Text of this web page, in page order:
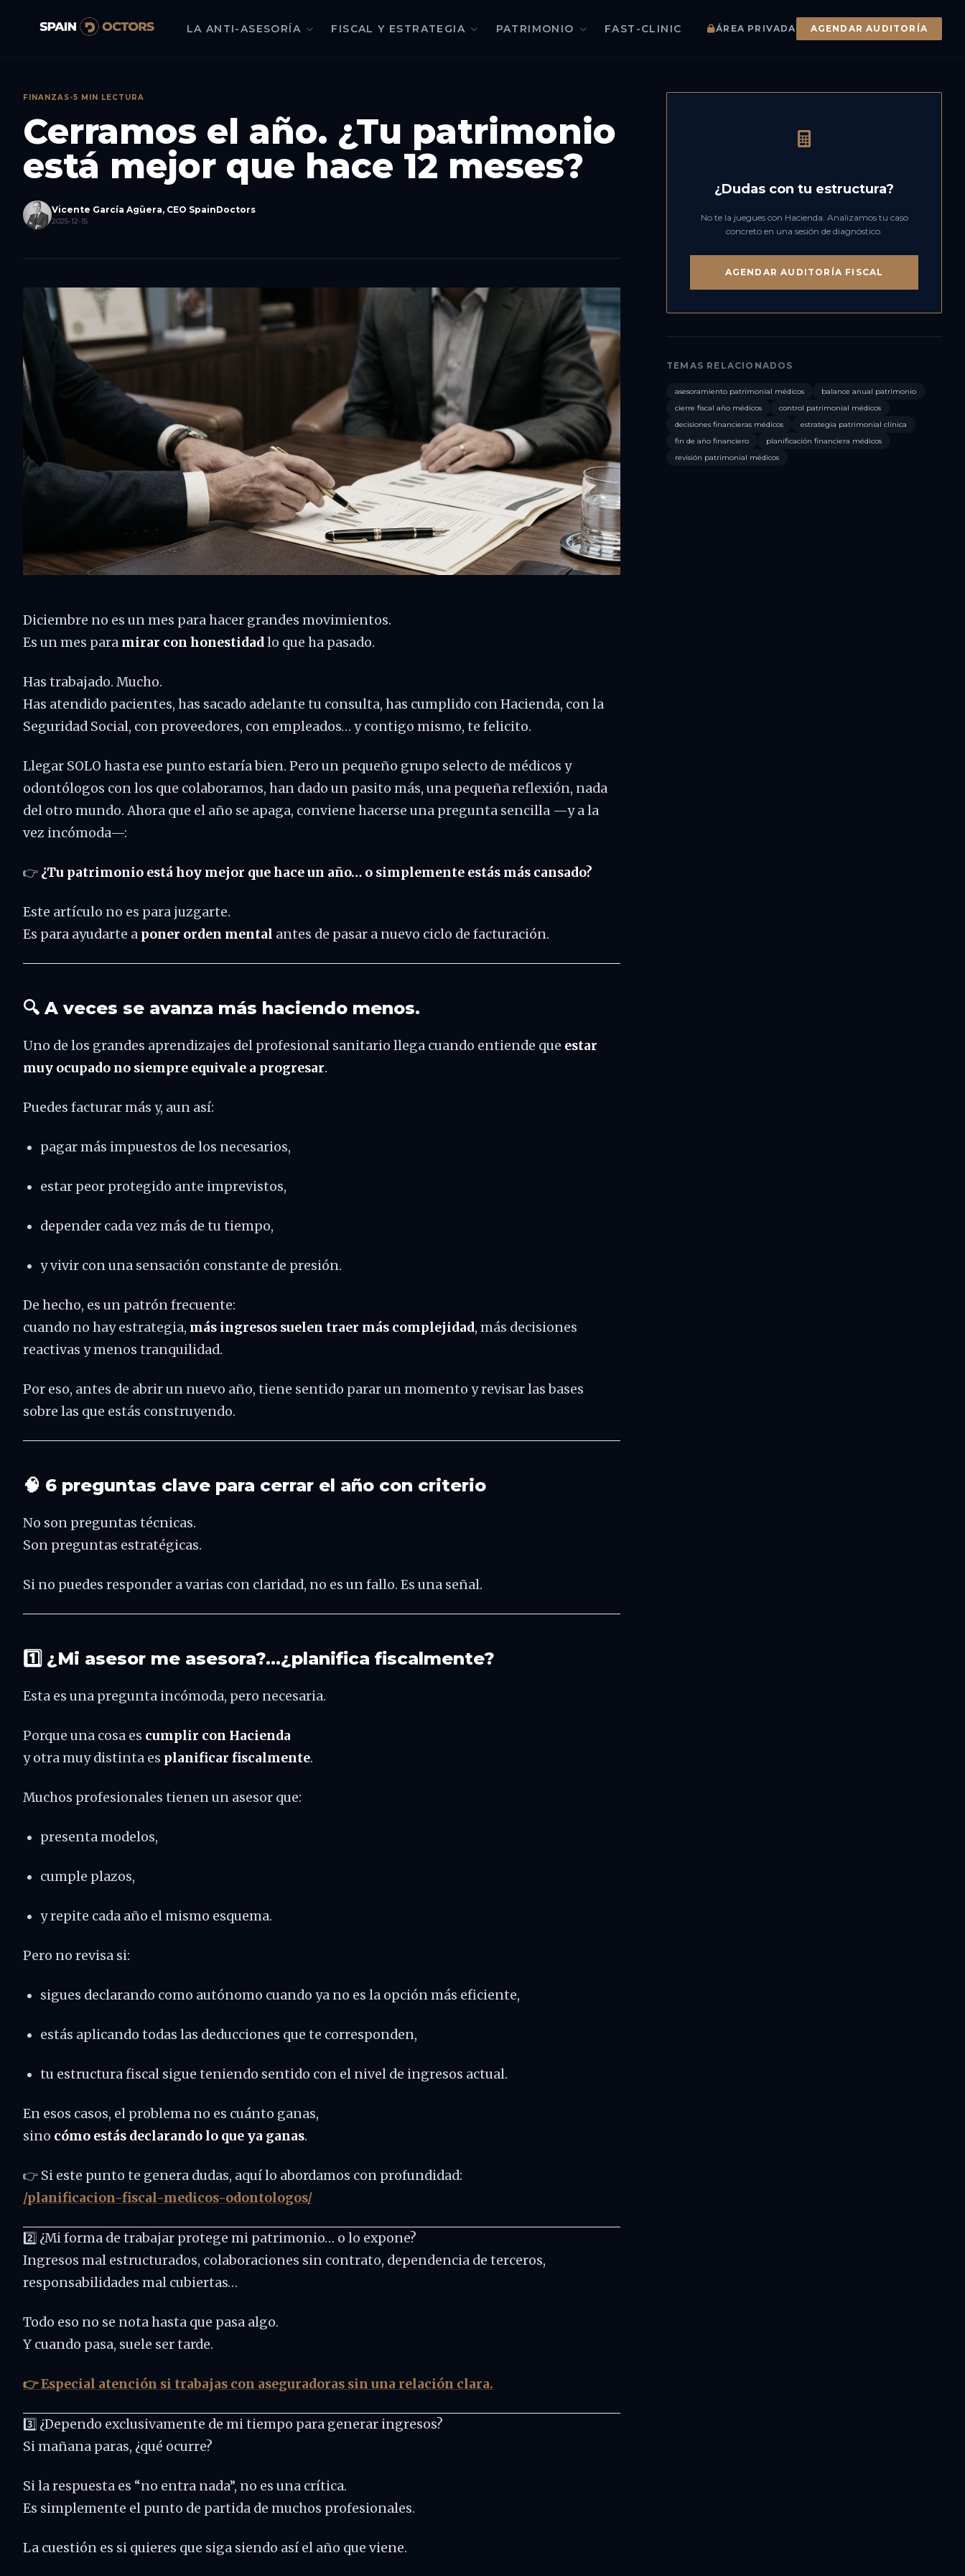
LA ANTI-ASESORÍA FISCAL Y ESTRATEGIA PATRIMONIO FAST-CLINIC ÁREA PRIVADA AGENDAR AUDITORÍA
FINANZAS•5 MIN LECTURA
Cerramos el año. ¿Tu patrimonio
está mejor que hace 12 meses?
Vicente García Agüera, CEO SpainDoctors
2025-12-15
Diciembre no es un mes para hacer grandes movimientos.
Es un mes para mirar con honestidadlo que ha pasado.
Has trabajado. Mucho.
Has atendido pacientes, has sacado adelante tu consulta, has cumplido con Hacienda, con la
Seguridad Social, con proveedores, con empleados… y contigo mismo, te felicito.
Llegar SOLO hasta ese punto estaría bien. Pero un pequeño grupo selecto de médicos y
odontólogos con los que colaboramos, han dado un pasito más, una pequeña reflexión, nada
del otro mundo. Ahora que el año se apaga, conviene hacerse una pregunta sencilla —y a la
vez incómoda—:
👉 ¿Tu patrimonio está hoy mejor que hace un año… o simplemente estás más cansado?
Este artículo no es para juzgarte.
Es para ayudarte a poner orden mental antes de pasar a nuevo ciclo de facturación.
🔍 A veces se avanza más haciendo menos.
Uno de los grandes aprendizajes del profesional sanitario llega cuando entiende que estar
muy ocupado no siempre equivale a progresar.
Puedes facturar más y, aun así:
pagar más impuestos de los necesarios,
estar peor protegido ante imprevistos,
depender cada vez más de tu tiempo,
y vivir con una sensación constante de presión.
De hecho, es un patrón frecuente:
cuando no hay estrategia, más ingresos suelen traer más complejidad, más decisiones
reactivas y menos tranquilidad.
Por eso, antes de abrir un nuevo año, tiene sentido parar un momento y revisar las bases
sobre las que estás construyendo.
🧠 6 preguntas clave para cerrar el año con criterio
No son preguntas técnicas.
Son preguntas estratégicas.
Si no puedes responder a varias con claridad, no es un fallo. Es una señal.
1️⃣ ¿Mi asesor me asesora?…¿planifica fiscalmente?
Esta es una pregunta incómoda, pero necesaria.
Porque una cosa es cumplir con Hacienda
y otra muy distinta es planificar fiscalmente.
Muchos profesionales tienen un asesor que:
presenta modelos,
cumple plazos,
y repite cada año el mismo esquema.
Pero no revisa si:
sigues declarando como autónomo cuando ya no es la opción más eficiente,
estás aplicando todas las deducciones que te corresponden,
tu estructura fiscal sigue teniendo sentido con el nivel de ingresos actual.
En esos casos, el problema no es cuánto ganas,
sino cómo estás declarando lo que ya ganas.
👉 Si este punto te genera dudas, aquí lo abordamos con profundidad:
/planificacion-fiscal-medicos-odontologos/
2️⃣ ¿Mi forma de trabajar protege mi patrimonio… o lo expone?
Ingresos mal estructurados, colaboraciones sin contrato, dependencia de terceros,
responsabilidades mal cubiertas…
Todo eso no se nota hasta que pasa algo.
Y cuando pasa, suele ser tarde.
👉 Especial atención si trabajas con aseguradoras sin una relación clara.
3️⃣ ¿Dependo exclusivamente de mi tiempo para generar ingresos?
Si mañana paras, ¿qué ocurre?
Si la respuesta es “no entra nada”, no es una crítica.
Es simplemente el punto de partida de muchos profesionales.
La cuestión es si quieres que siga siendo así el año que viene.
¿Dudas con tu estructura?
No te la juegues con Hacienda. Analizamos tu caso
concreto en una sesión de diagnóstico.
AGENDAR AUDITORÍA FISCAL
TEMAS RELACIONADOS
asesoramiento patrimonial médicos
balance anual patrimonio
cierre fiscal año médicos
control patrimonial médicos
decisiones financieras médicos
estrategia patrimonial clínica
fin de año financiero
planificación financiera médicos
revisión patrimonial médicos